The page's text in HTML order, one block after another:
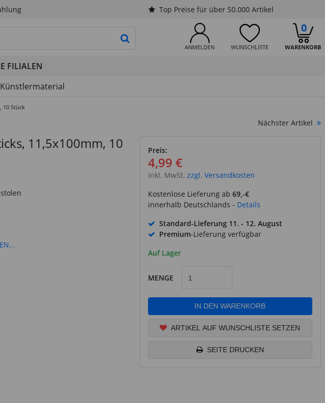
Top Preise für über 50.000 Artikel
ANMELDEN WUNSCHLISTE WARENKORB
0
PRODUKTSUCHE STARTEN
FILIALEN
Künstlermaterial
10 Stück
Nächster Artikel
11,5x100mm, 10
Preis:
4,99 €
inkl. MwSt. zzgl. Versandkosten
Kostenlose Lieferung ab 69,-€
innerhalb Deutschlands - Details
Standard-Lieferung 11. - 12. August
Premium-Lieferung verfügbar
Auf Lager
MENGE
IN DEN WARENKORB
ARTIKEL AUF WUNSCHLISTE SETZEN
SEITE DRUCKEN